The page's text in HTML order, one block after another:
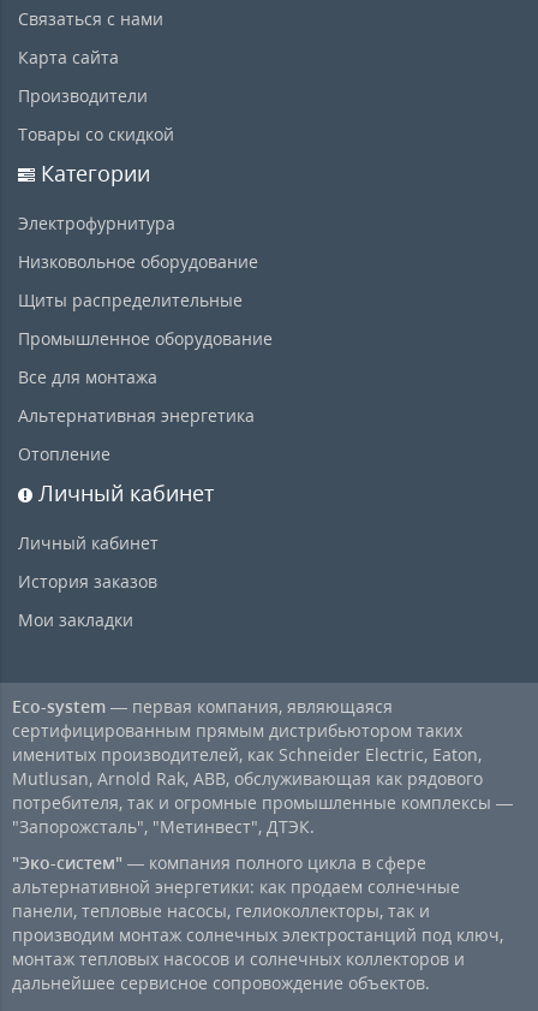
Связаться с нами
Карта сайта
Производители
Товары со скидкой
Категории
Электрофурнитура
Низковольное оборудование
Щиты распределительные
Промышленное оборудование
Все для монтажа
Альтернативная энергетика
Отопление
Личный кабинет
Личный кабинет
История заказов
Мои закладки
Eco-system — первая компания, являющаяся
сертифицированным прямым дистрибьютором таких
именитых производителей, как Schneider Electric, Eaton,
Mutlusan, Arnold Rak, ABB, обслуживающая как рядового
потребителя, так и огромные промышленные комплексы —
"Запорожсталь", "Метинвест", ДТЭК.
"Эко-систем" — компания полного цикла в сфере
альтернативной энергетики: как продаем солнечные
панели, тепловые насосы, гелиоколлекторы, так и
производим монтаж солнечных электростанций под ключ,
монтаж тепловых насосов и солнечных коллекторов и
дальнейшее сервисное сопровождение объектов.